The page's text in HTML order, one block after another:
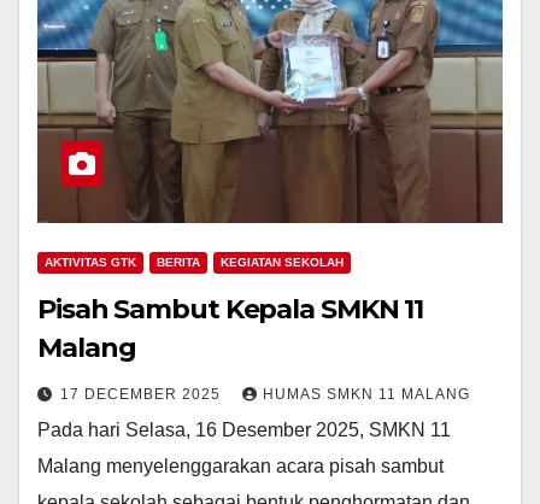
AKTIVITAS GTK BERITA KEGIATAN SEKOLAH
Pisah Sambut Kepala SMKN 11
Malang
17 DECEMBER 2025 HUMAS SMKN 11 MALANG
Pada hari Selasa, 16 Desember 2025, SMKN 11
Malang menyelenggarakan acara pisah sambut